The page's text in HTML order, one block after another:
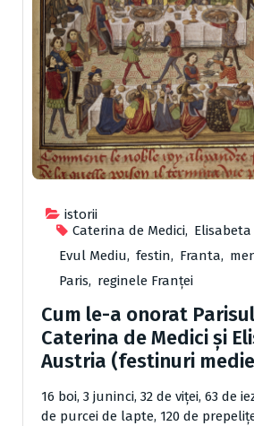
istorii
Caterina de Medici,
Evul Mediu, festin, Franta,
Paris, reginele Franței
Cum le-a onorat
Caterina de Medici și
Austria (festinuri
16 boi, 3 juninci, 32 de viţei, 63 de
de purcei de lapte, 120 de